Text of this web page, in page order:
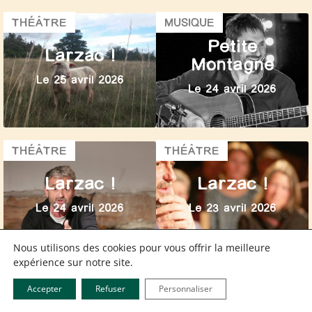
Larzac !
Le 25 avril 2026
THÉÂTRE
Petite
Montagne
Le 24 avril 2026
MUSIQUE
Larzac !
Le 24 avril 2026
THÉÂTRE
Larzac !
Le 23 avril 2026
THÉÂTRE
Rencontre
avec la
RENCONTRE
Journée
spéciale
ATELIER
Nous utilisons des cookies pour vous offrir la meilleure
expérience sur notre site.
Accepter Refuser Personnaliser